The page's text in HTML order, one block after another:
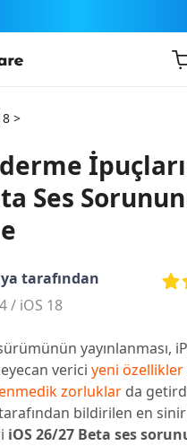
>
Ses
tarafından
/ iOS 18
yayınlanması,
verici yeni özellikler
zorluklar da
bildirilen en
iOS 26/27 Beta ses